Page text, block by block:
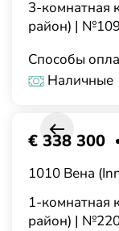
3-комнатная
район) |
Способы
Наличные
1-комнатная
район) |
€ 338 300
1010 Вена